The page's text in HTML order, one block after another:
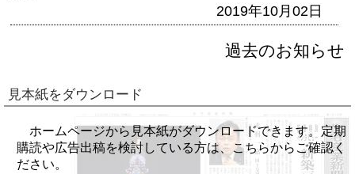
2019年10月02日
過去のお知らせ
見本紙をダウンロード
ホームページから見本紙がダウンロードできます。定期
購読や広告出稿を検討している方は、こちらからご確認く
ださい。